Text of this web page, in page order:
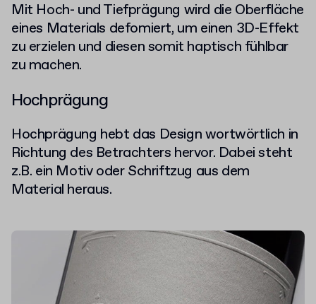
Mit Hoch- und Tiefprägung wird die Oberfläche
eines Materials defomiert, um einen 3D-Effekt
zu erzielen und diesen somit haptisch fühlbar
zu machen.
Hochprägung
Hochprägung hebt das Design wortwörtlich in
Richtung des Betrachters hervor. Dabei steht
z.B. ein Motiv oder Schriftzug aus dem
Material heraus.